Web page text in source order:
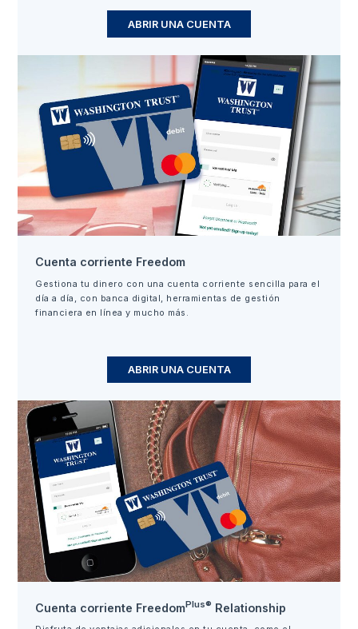
ABRIR UNA CUENTA
Cuenta corriente Freedom
Gestiona tu dinero con una cuenta corriente sencilla para el
día a día, con banca digital, herramientas de gestión
financiera en línea y mucho más.
ABRIR UNA CUENTA
Cuenta corriente FreedomPlus® Relationship